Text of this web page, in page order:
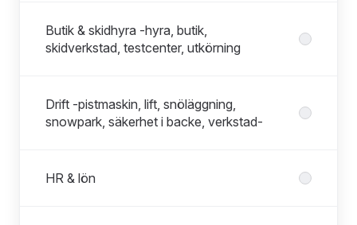
Butik & skidhyra -hyra, butik,
skidverkstad, testcenter, utkörning
Drift -pistmaskin, lift, snöläggning,
snowpark, säkerhet i backe, verkstad-
HR & lön